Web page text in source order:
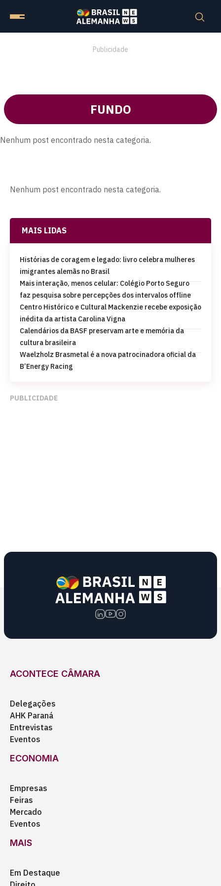
Publicidade
FUNDO
Nenhum post encontrado nesta categoria.
Nenhum post encontrado nesta categoria.
MAIS LIDAS
Histórias de coragem e legado: livro celebra mulheres
imigrantes alemãs no Brasil
Mais interação, menos celular: Colégio Porto Seguro
faz pesquisa sobre percepções dos intervalos offline
Centro Histórico e Cultural Mackenzie recebe exposição
inédita da artista Carolina Vigna
Calendários da BASF preservam arte e memória da
cultura brasileira
Waelzholz Brasmetal é a nova patrocinadora oficial da
B’Energy Racing
PUBLICIDADE
ACONTECE CÂMARA
Delegações
AHK Paraná
Entrevistas
Eventos
ECONOMIA
Empresas
Feiras
Mercado
Eventos
MAIS
Em Destaque